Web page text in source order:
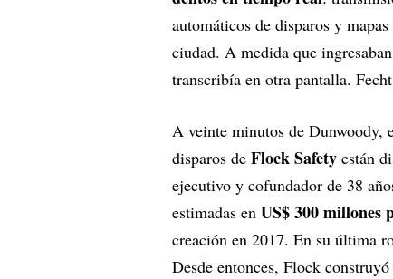
automáticos de disparos y
ciudad. A medida que
transcribía en otra pantalla.
A veinte minutos de Dunwoody,
disparos de Flock Safety están
ejecutivo y cofundador de 38
estimadas en US$ 300 millones
creación en 2017. En su última
Desde entonces, Flock